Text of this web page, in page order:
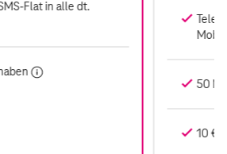
Flat in alle dt.
50
10 €